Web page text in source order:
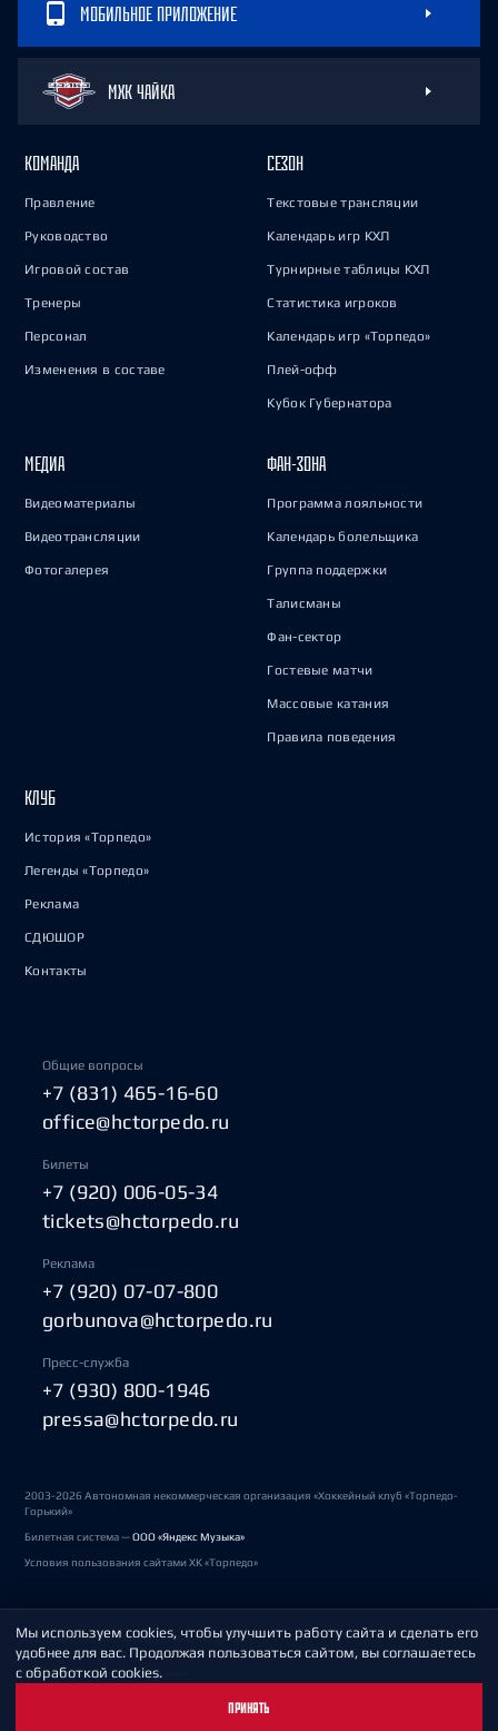
МОБИЛЬНОЕ ПРИЛОЖЕНИЕ
МХК ЧАЙКА
КОМАНДА
Правление
Руководство
Игровой состав
Тренеры
Персонал
Изменения в составе
СЕЗОН
Текстовые трансляции
Календарь игр КХЛ
Турнирные таблицы КХЛ
Статистика игроков
Календарь игр «Торпедо»
Плей-офф
Кубок Губернатора
МЕДИА
Видеоматериалы
Видеотрансляции
Фотогалерея
ФАН-ЗОНА
Программа лояльности
Календарь болельщика
Группа поддержки
Талисманы
Фан-сектор
Гостевые матчи
Массовые катания
Правила поведения
КЛУБ
История «Торпедо»
Легенды «Торпедо»
Реклама
СДЮШОР
Контакты
Общие вопросы
+7 (831) 465-16-60
office@hctorpedo.ru
Билеты
+7 (920) 006-05-34
tickets@hctorpedo.ru
Реклама
+7 (920) 07-07-800
gorbunova@hctorpedo.ru
Пресс-служба
+7 (930) 800-1946
pressa@hctorpedo.ru
2003-2026 Автономная некоммерческая организация «Хоккейный клуб «Торпедо-
Горький»
Билетная система —ООО «Яндекс Музыка»
Условия пользования сайтами ХК «Торпедо»
Политика обработки персональных данных
Пользовательское соглашение
Мы используем cookies, чтобы улучшить работу сайта и сделать его
удобнее для вас. Продолжая пользоваться сайтом, вы соглашаетесь
с обработкой cookies.
ПРИНЯТЬ